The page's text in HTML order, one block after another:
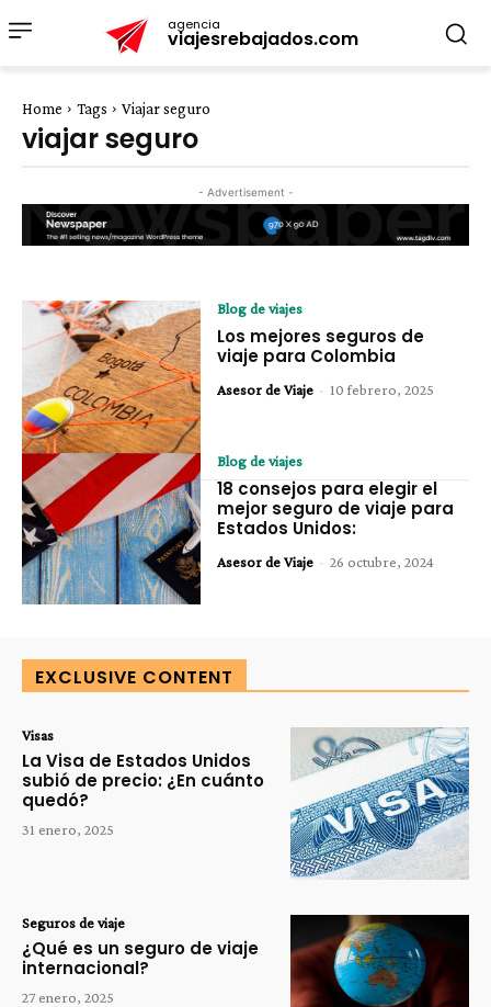
agencia
viajesrebajados.com
Home Tags Viajar seguro
viajar seguro
- Advertisement -
Blog de viajes
Los mejores seguros de
viaje para Colombia
Asesor de Viaje - 10 febrero, 2025
Blog de viajes
18 consejos para elegir el
mejor seguro de viaje para
Estados Unidos:
Asesor de Viaje - 26 octubre, 2024
EXCLUSIVE CONTENT
Visas
La Visa de Estados Unidos
subió de precio: ¿En cuánto
quedó?
31 enero, 2025
Seguros de viaje
¿Qué es un seguro de viaje
internacional?
27 enero, 2025